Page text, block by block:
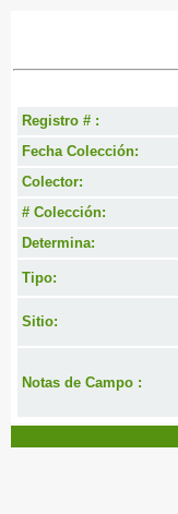
Registro # :
Fecha Colección:
Colector:
# Colección:
Determina:
Tipo:
Sitio:
Notas de Campo :